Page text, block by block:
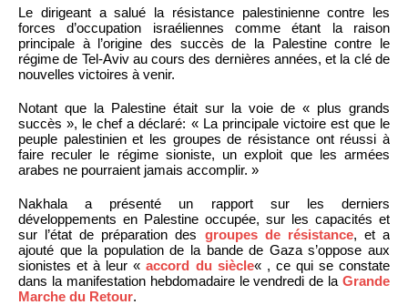
Le dirigeant a salué la résistance palestinienne contre les
forces d’occupation israéliennes comme étant la raison
principale à l’origine des succès de la Palestine contre le
régime de Tel-Aviv au cours des dernières années, et la clé de
nouvelles victoires à venir.
Notant que la Palestine était sur la voie de « plus grands
succès », le chef a déclaré: « La principale victoire est que le
peuple palestinien et les groupes de résistance ont réussi à
faire reculer le régime sioniste, un exploit que les armées
arabes ne pourraient jamais accomplir. »
Nakhala a présenté un rapport sur les derniers
développements en Palestine occupée, sur les capacités et
sur l’état de préparation des groupes de résistance, et a
ajouté que la population de la bande de Gaza s’oppose aux
sionistes et à leur «accord du siècle« , ce qui se constate
dans la manifestation hebdomadaire le vendredi de la Grande
Marche du Retour.